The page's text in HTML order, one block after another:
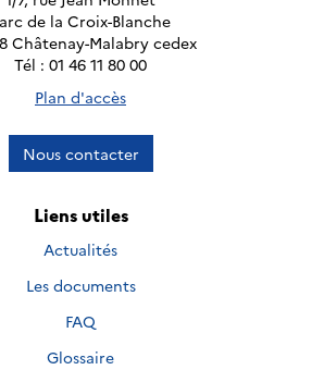
de la Croix-Blanche
Châtenay-Malabry cedex
Tél : 01 46 11 80 00
Plan d'accès
Nous contacter
Liens utiles
Actualités
Les documents
FAQ
Glossaire